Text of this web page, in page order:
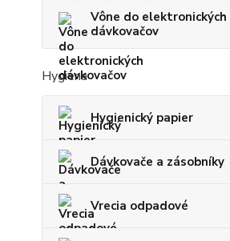
Vône do elektronických
dávkovačov
Hygiena
Hygienický papier
Dávkovače a zásobníky
Vrecia odpadové